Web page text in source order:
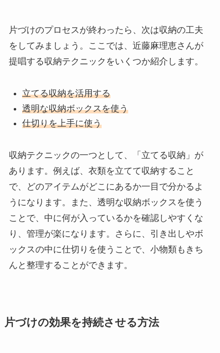
片づけのプロセスが終わったら、次は収納の工夫
をしてみましょう。ここでは、近藤麻理恵さんが
提唱する収納テクニックをいくつか紹介します。
立てる収納を活用する
透明な収納ボックスを使う
仕切りを上手に使う
収納テクニックの一つとして、「立てる収納」が
あります。例えば、衣類を立てて収納すること
で、どのアイテムがどこにあるか一目で分かるよ
うになります。また、透明な収納ボックスを使う
ことで、中に何が入っているかを確認しやすくな
り、管理が楽になります。さらに、引き出しやボ
ックスの中に仕切りを使うことで、小物類もきち
んと整理することができます。
片づけの効果を持続させる方法